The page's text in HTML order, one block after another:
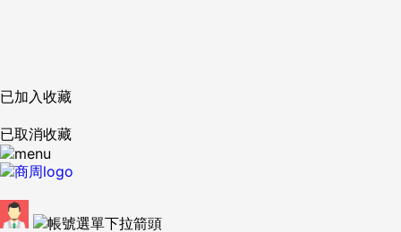
已加入收藏
已取消收藏